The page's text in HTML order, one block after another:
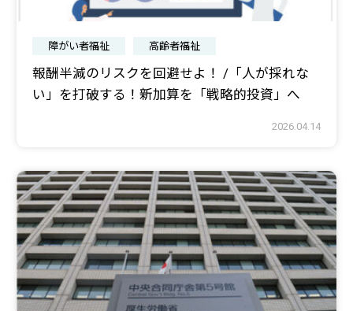
障がい者福祉 高齢者福祉
報酬半減のリスクを回避せよ！ /「人が採れな
い」を打破する！新加算を「戦略的投資」へ
2026.04.14